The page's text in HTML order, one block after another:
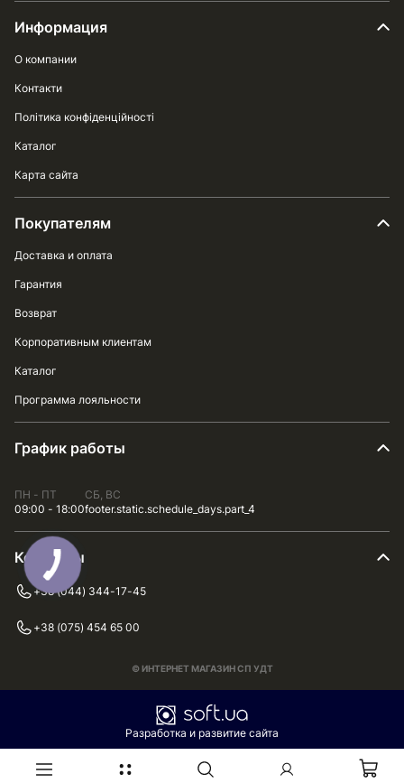
Информация
О компании
Контакти
Політика конфіденційності
Каталог
Карта сайта
Покупателям
Доставка и оплата
Гарантия
Возврат
Корпоративным клиентам
Каталог
Программа лояльности
График работы
ПН - ПТ
09:00 - 18:00
СБ, ВС
footer.static.schedule_days.part_4
Контакты
+38 (044) 344-17-45
+38 (075) 454 65 00
© ИНТЕРНЕТ МАГАЗИН СП УДТ
Разработка и развитие сайта